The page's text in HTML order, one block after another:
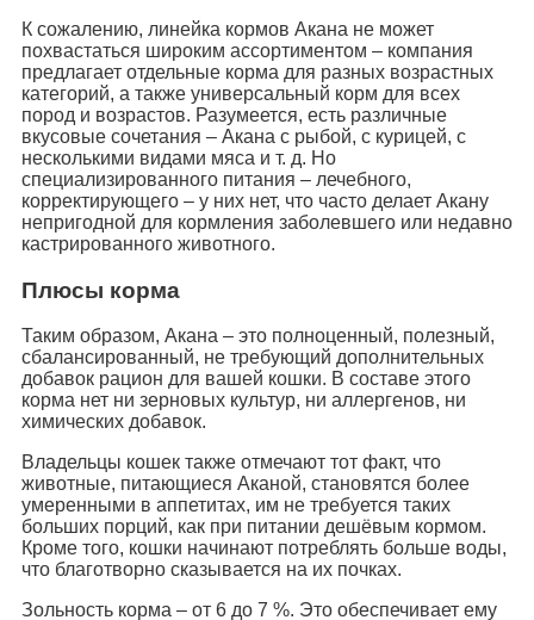
К сожалению, линейка кормов Акана не может
похвастаться широким ассортиментом – компания
предлагает отдельные корма для разных возрастных
категорий, а также универсальный корм для всех
пород и возрастов. Разумеется, есть различные
вкусовые сочетания – Акана с рыбой, с курицей, с
несколькими видами мяса и т. д. Но
специализированного питания – лечебного,
корректирующего – у них нет, что часто делает Акану
непригодной для кормления заболевшего или недавно
кастрированного животного.
Плюсы корма
Таким образом, Акана – это полноценный, полезный,
сбалансированный, не требующий дополнительных
добавок рацион для вашей кошки. В составе этого
корма нет ни зерновых культур, ни аллергенов, ни
химических добавок.
Владельцы кошек также отмечают тот факт, что
животные, питающиеся Аканой, становятся более
умеренными в аппетитах, им не требуется таких
больших порций, как при питании дешёвым кормом.
Кроме того, кошки начинают потреблять больше воды,
что благотворно сказывается на их почках.
Зольность корма – от 6 до 7 %. Это обеспечивает ему